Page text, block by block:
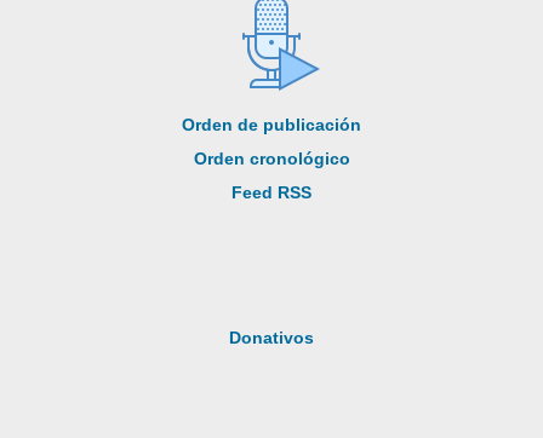
Orden de publicación
Orden cronológico
Feed RSS
Donativos